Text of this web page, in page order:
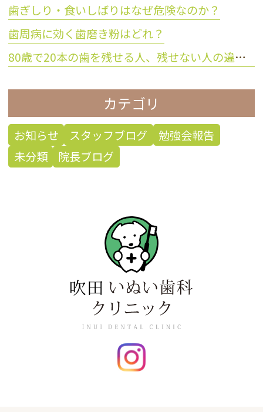
歯ぎしり・食いしばりはなぜ危険なのか？
歯周病に効く歯磨き粉はどれ？
80歳で20本の歯を残せる人、残せない人の違いとは？
カテゴリ
お知らせ スタッフブログ
勉強会報告
未分類
院長ブログ